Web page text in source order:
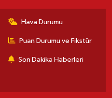
Hava Durumu
Puan Durumu ve Fikstür
Son Dakika Haberleri